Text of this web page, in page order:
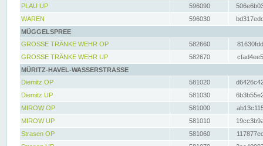
PLAU UP
596090
WAREN
596030
MÜGGELSPREE
GROSSE TRÄNKE WEHR OP
582660
GROSSE TRÄNKE WEHR UP
582670
MÜRITZ-HAVEL-WASSERSTRASSE
Diemitz OP
581020
Diemitz UP
581030
MIROW OP
581000
MIROW UP
581010
Strasen OP
581060